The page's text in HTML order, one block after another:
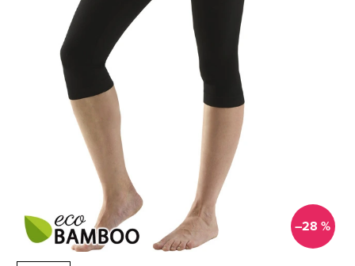
–28 %